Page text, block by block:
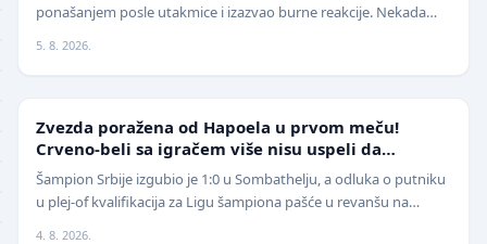
ponašanjem posle utakmice i izazvao burne reakcije. Nekada
5. 8. 2026.
Zvezda poražena od Hapoela u prvom meču!
Crveno-beli sa igračem više nisu uspeli da
izbegnu poraz
Šampion Srbije izgubio je 1:0 u Sombathelju, a odluka o putniku
u plej-of kvalifikacija za Ligu šampiona pašće u revanšu na
4. 8. 2026.